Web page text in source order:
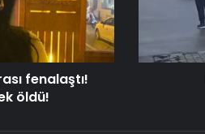
fenalaştı!
öldü!